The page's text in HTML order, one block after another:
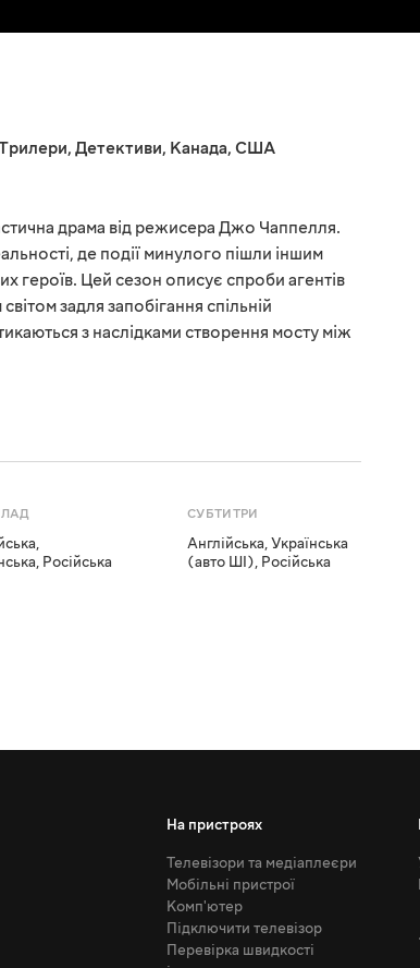
, Детективи, Канада, США
драма від режисера Джо Чаппелля.
де події минулого пішли іншим
героїв. Цей сезон описує спроби агентів
задля запобігання спільній
з наслідками створення мосту між
,
, Російська
СУБТИТРИ
Англійська,Українська
(авто ШІ), Російська
На пристроях
Телевізори та медіаплеєри
Мобільні пристрої
Комп'ютер
Підключити телевізор
Перевірка швидкості